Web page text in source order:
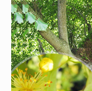
Корзина
Оформление заказа
Оплата и доставка